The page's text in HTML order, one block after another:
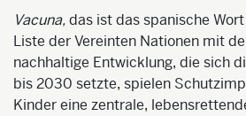
Vacuna,das ist das spanische
Liste der Vereinten Nationen mit
nachhaltige Entwicklung, die sich
bis 2030 setzte, spielen S
Kinder eine zentrale,